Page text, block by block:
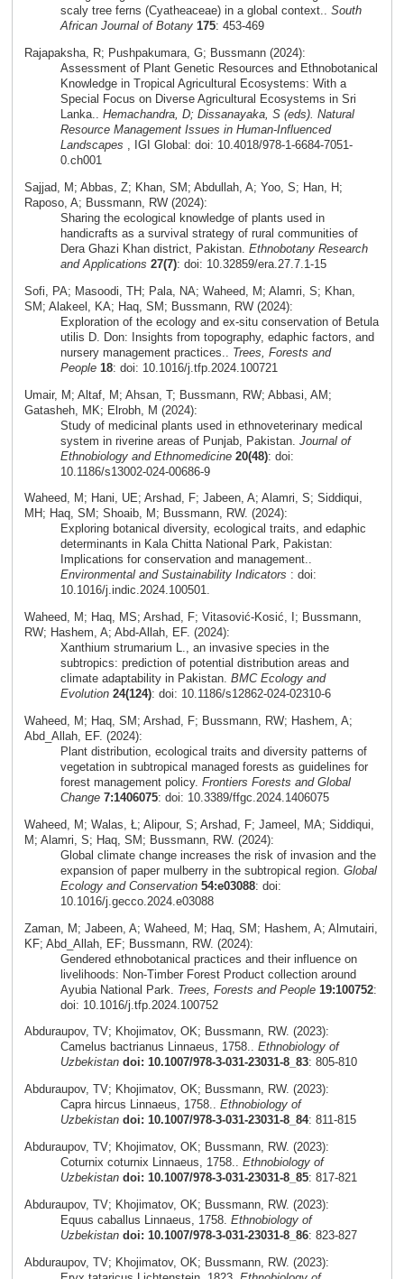
scaly tree ferns (Cyatheaceae) in a global context.. South
African Journal of Botany 175: 453-469
Rajapaksha, R; Pushpakumara, G; Bussmann (2024):
Assessment of Plant Genetic Resources and Ethnobotanical
Knowledge in Tropical Agricultural Ecosystems: With a
Special Focus on Diverse Agricultural Ecosystems in Sri
Lanka.. Hemachandra, D; Dissanayaka, S (eds). Natural
Resource Management Issues in Human-Influenced
Landscapes , IGI Global: doi: 10.4018/978-1-6684-7051-
0.ch001
Sajjad, M; Abbas, Z; Khan, SM; Abdullah, A; Yoo, S; Han, H;
Raposo, A; Bussmann, RW (2024):
Sharing the ecological knowledge of plants used in
handicrafts as a survival strategy of rural communities of
Dera Ghazi Khan district, Pakistan. Ethnobotany Research
and Applications 27(7): doi: 10.32859/era.27.7.1-15
Sofi, PA; Masoodi, TH; Pala, NA; Waheed, M; Alamri, S; Khan,
SM; Alakeel, KA; Haq, SM; Bussmann, RW (2024):
Exploration of the ecology and ex-situ conservation of Betula
utilis D. Don: Insights from topography, edaphic factors, and
nursery management practices.. Trees, Forests and
People 18: doi: 10.1016/j.tfp.2024.100721
Umair, M; Altaf, M; Ahsan, T; Bussmann, RW; Abbasi, AM;
Gatasheh, MK; Elrobh, M (2024):
Study of medicinal plants used in ethnoveterinary medical
system in riverine areas of Punjab, Pakistan. Journal of
Ethnobiology and Ethnomedicine 20(48): doi:
10.1186/s13002-024-00686-9
Waheed, M; Hani, UE; Arshad, F; Jabeen, A; Alamri, S; Siddiqui,
MH; Haq, SM; Shoaib, M; Bussmann, RW. (2024):
Exploring botanical diversity, ecological traits, and edaphic
determinants in Kala Chitta National Park, Pakistan:
Implications for conservation and management..
Environmental and Sustainability Indicators : doi:
10.1016/j.indic.2024.100501.
Waheed, M; Haq, MS; Arshad, F; Vitasović-Kosić, I; Bussmann,
RW; Hashem, A; Abd-Allah, EF. (2024):
Xanthium strumarium L., an invasive species in the
subtropics: prediction of potential distribution areas and
climate adaptability in Pakistan. BMC Ecology and
Evolution 24(124): doi: 10.1186/s12862-024-02310-6
Waheed, M; Haq, SM; Arshad, F; Bussmann, RW; Hashem, A;
Abd_Allah, EF. (2024):
Plant distribution, ecological traits and diversity patterns of
vegetation in subtropical managed forests as guidelines for
forest management policy. Frontiers Forests and Global
Change 7:1406075: doi: 10.3389/ffgc.2024.1406075
Waheed, M; Walas, Ł; Alipour, S; Arshad, F; Jameel, MA; Siddiqui,
M; Alamri, S; Haq, SM; Bussmann, RW. (2024):
Global climate change increases the risk of invasion and the
expansion of paper mulberry in the subtropical region. Global
Ecology and Conservation 54:e03088: doi:
10.1016/j.gecco.2024.e03088
Zaman, M; Jabeen, A; Waheed, M; Haq, SM; Hashem, A; Almutairi,
KF; Abd_Allah, EF; Bussmann, RW. (2024):
Gendered ethnobotanical practices and their influence on
livelihoods: Non-Timber Forest Product collection around
Ayubia National Park. Trees, Forests and People 19:100752:
doi: 10.1016/j.tfp.2024.100752
Abduraupov, TV; Khojimatov, OK; Bussmann, RW. (2023):
Camelus bactrianus Linnaeus, 1758.. Ethnobiology of
Uzbekistan doi: 10.1007/978-3-031-23031-8_83: 805-810
Abduraupov, TV; Khojimatov, OK; Bussmann, RW. (2023):
Capra hircus Linnaeus, 1758.. Ethnobiology of
Uzbekistan doi: 10.1007/978-3-031-23031-8_84: 811-815
Abduraupov, TV; Khojimatov, OK; Bussmann, RW. (2023):
Coturnix coturnix Linnaeus, 1758.. Ethnobiology of
Uzbekistan doi: 10.1007/978-3-031-23031-8_85: 817-821
Abduraupov, TV; Khojimatov, OK; Bussmann, RW. (2023):
Equus caballus Linnaeus, 1758. Ethnobiology of
Uzbekistan doi: 10.1007/978-3-031-23031-8_86: 823-827
Abduraupov, TV; Khojimatov, OK; Bussmann, RW. (2023):